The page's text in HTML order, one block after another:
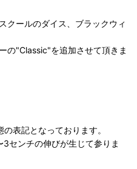
クールのダイス、ブラックウィ
の"Classic"を追加させて頂きま
表記となっております。
センチの伸びが生じて参りま